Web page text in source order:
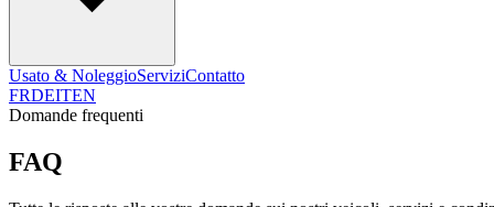
Usato & NoleggioServiziContatto
FRDEITEN
Domande frequenti
FAQ